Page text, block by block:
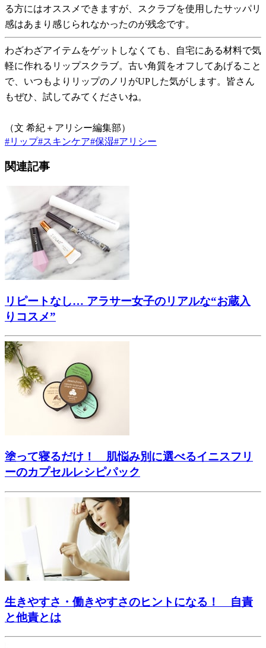
る方にはオススメできますが、スクラブを使用したサッパリ
感はあまり感じられなかったのが残念です。
わざわざアイテムをゲットしなくても、自宅にある材料で気
軽に作れるリップスクラブ。古い角質をオフしてあげること
で、いつもよりリップのノリがUPした気がします。皆さん
もぜひ、試してみてくださいね。
（文 希紀＋アリシー編集部）
#リップ#スキンケア#保湿#アリシー
関連記事
リピートなし… アラサー女子のリアルな“お蔵入
りコスメ”
塗って寝るだけ！ 肌悩み別に選べるイニスフリ
ーのカプセルレシピパック
生きやすさ・働きやすさのヒントになる！ 自責
と他責とは